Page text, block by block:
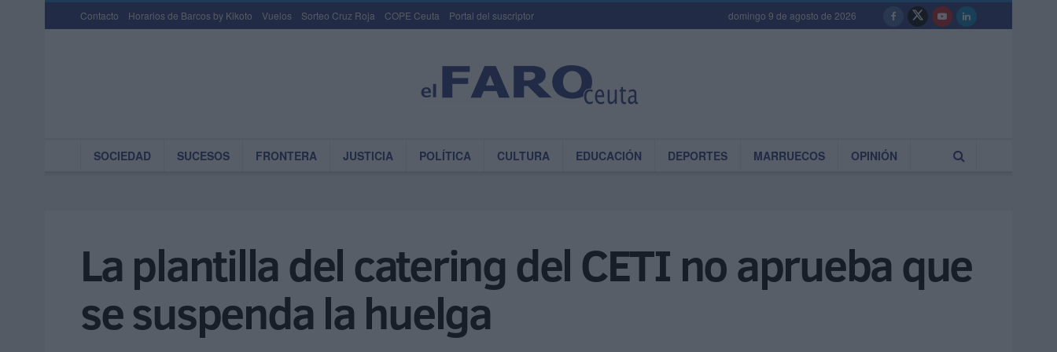
Contacto Horarios de Barcos by Kikoto Vuelos Sorteo Cruz Roja COPE Ceuta Portal del suscriptor domingo 9 de agosto de 2026
SOCIEDAD SUCESOS FRONTERA JUSTICIA POLÍTICA CULTURA EDUCACIÓN DEPORTES MARRUECOS OPINIÓN
La plantilla del catering del CETI no aprueba que
se suspenda la huelga